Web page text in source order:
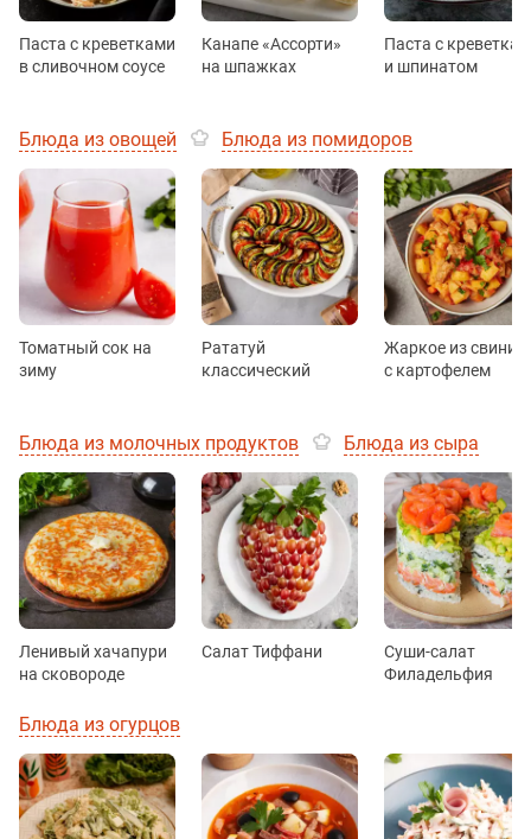
Паста с креветками
в сливочном соусе
Канапе «Ассорти»
на шпажках
Паста с
и шпинатом
Блюда из овощей Блюда из помидоров
Томатный сок на
зиму
Рататуй
классический
Жаркое из
с картофелем
Блюда из молочных продуктов Блюда из сыра
Ленивый хачапури
на сковороде
Салат Тиффани
Суши-салат
Филадельфия
Блюда из огурцов